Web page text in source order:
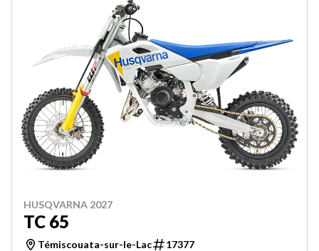
HUSQVARNA 2027
TC 65
Témiscouata-sur-le-Lac 17377